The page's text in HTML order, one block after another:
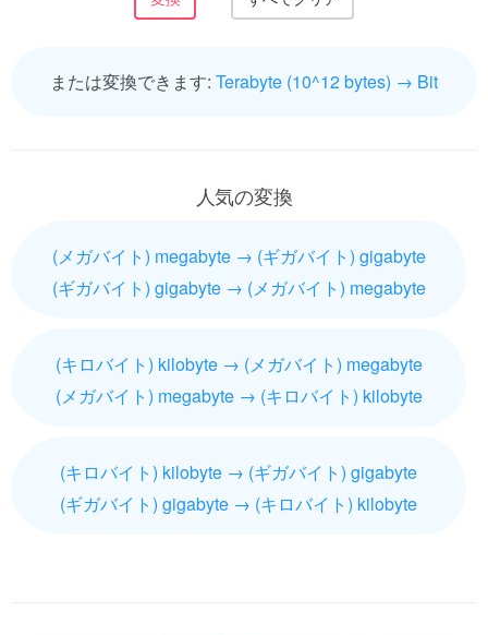
または変換できます: Terabyte (10^12 bytes) → Bit
人気の変換
(メガバイト) megabyte → (ギガバイト) gigabyte
(ギガバイト) gigabyte → (メガバイト) megabyte
(キロバイト) kilobyte → (メガバイト) megabyte
(メガバイト) megabyte → (キロバイト) kilobyte
(キロバイト) kilobyte → (ギガバイト) gigabyte
(ギガバイト) gigabyte → (キロバイト) kilobyte